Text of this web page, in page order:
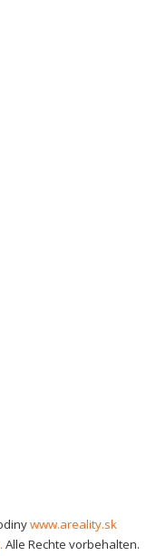
www.areality.sk
Alle Rechte vorbehalten.